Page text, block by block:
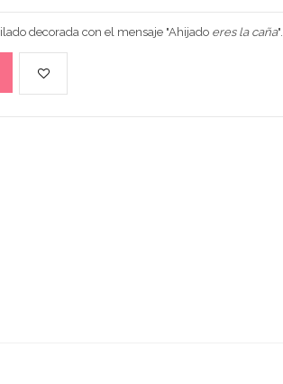
decorada con el mensaje "Ahijadoeres la caña".